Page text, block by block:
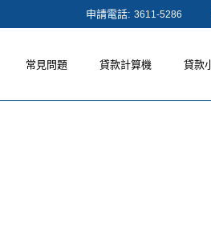
申請電話: 3611-5286 投
常見問題 貸款計算機 貸款